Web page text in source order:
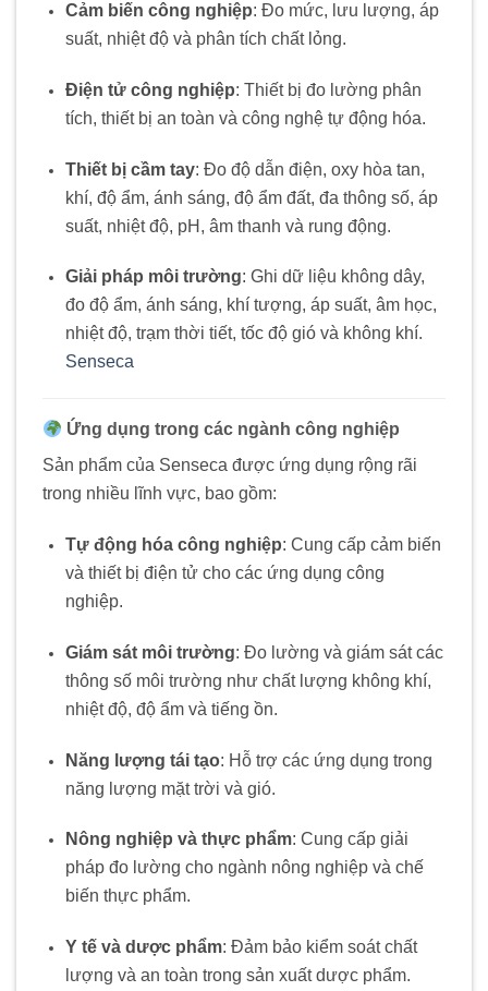
Cảm biến công nghiệp: Đo mức, lưu lượng, áp
suất, nhiệt độ và phân tích chất lỏng.
Điện tử công nghiệp: Thiết bị đo lường phân
tích, thiết bị an toàn và công nghệ tự động hóa.
Thiết bị cầm tay: Đo độ dẫn điện, oxy hòa tan,
khí, độ ẩm, ánh sáng, độ ẩm đất, đa thông số, áp
suất, nhiệt độ, pH, âm thanh và rung động.
Giải pháp môi trường: Ghi dữ liệu không dây,
đo độ ẩm, ánh sáng, khí tượng, áp suất, âm học,
nhiệt độ, trạm thời tiết, tốc độ gió và không khí.
Senseca
Ứng dụng trong các ngành công nghiệp
Sản phẩm của Senseca được ứng dụng rộng rãi
trong nhiều lĩnh vực, bao gồm:
Tự động hóa công nghiệp: Cung cấp cảm biến
và thiết bị điện tử cho các ứng dụng công
nghiệp.
Giám sát môi trường: Đo lường và giám sát các
thông số môi trường như chất lượng không khí,
nhiệt độ, độ ẩm và tiếng ồn.
Năng lượng tái tạo: Hỗ trợ các ứng dụng trong
năng lượng mặt trời và gió.
Nông nghiệp và thực phẩm: Cung cấp giải
pháp đo lường cho ngành nông nghiệp và chế
biến thực phẩm.
Y tế và dược phẩm: Đảm bảo kiểm soát chất
lượng và an toàn trong sản xuất dược phẩm.